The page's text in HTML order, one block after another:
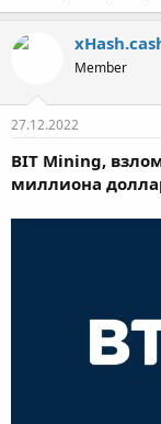
Member
27.12.2022
BIT Mining,
миллиона